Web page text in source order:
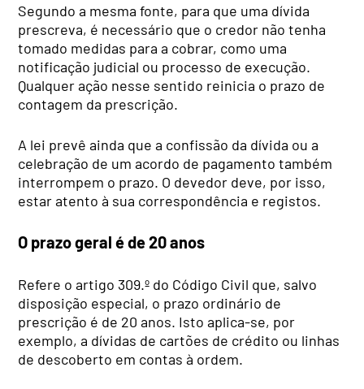
Segundo a mesma fonte, para que uma dívida
prescreva, é necessário que o credor não tenha
tomado medidas para a cobrar, como uma
notificação judicial ou processo de execução.
Qualquer ação nesse sentido reinicia o prazo de
contagem da prescrição.
A lei prevê ainda que a confissão da dívida ou a
celebração de um acordo de pagamento também
interrompem o prazo. O devedor deve, por isso,
estar atento à sua correspondência e registos.
O prazo geral é de 20 anos
Refere o artigo 309.º do Código Civil que, salvo
disposição especial, o prazo ordinário de
prescrição é de 20 anos. Isto aplica-se, por
exemplo, a dívidas de cartões de crédito ou linhas
de descoberto em contas à ordem.